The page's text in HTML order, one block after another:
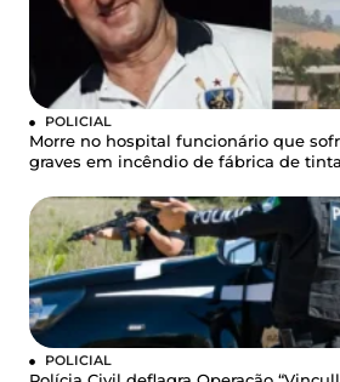
POLICIAL
Morre no hospital funcionário que
graves em incêndio de fábrica de
POLICIAL